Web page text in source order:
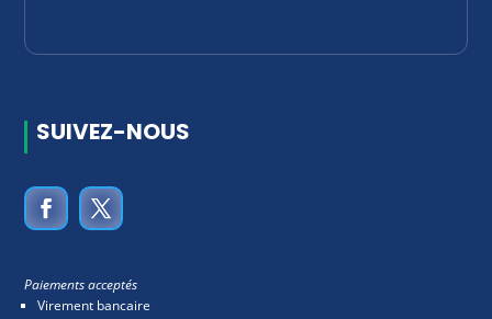
SUIVEZ-NOUS
Paiements acceptés
Virement bancaire